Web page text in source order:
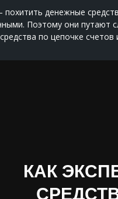
денежные
Поэтому они путают
по цепочке счетов
КАК